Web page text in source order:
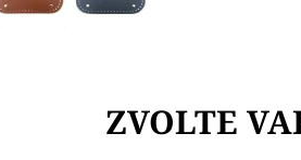
ZVOLTE